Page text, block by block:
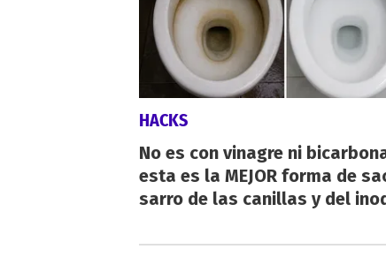
HACKS
No es con vinagre ni
esta es la MEJOR forma de
sarro de las canillas y del